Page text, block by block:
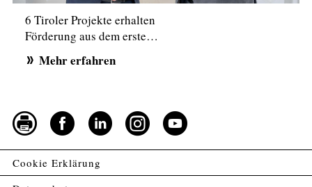
6 Tiroler Projekte erhalten
Förderung aus dem erste…
Mehr erfahren
Cookie Erklärung